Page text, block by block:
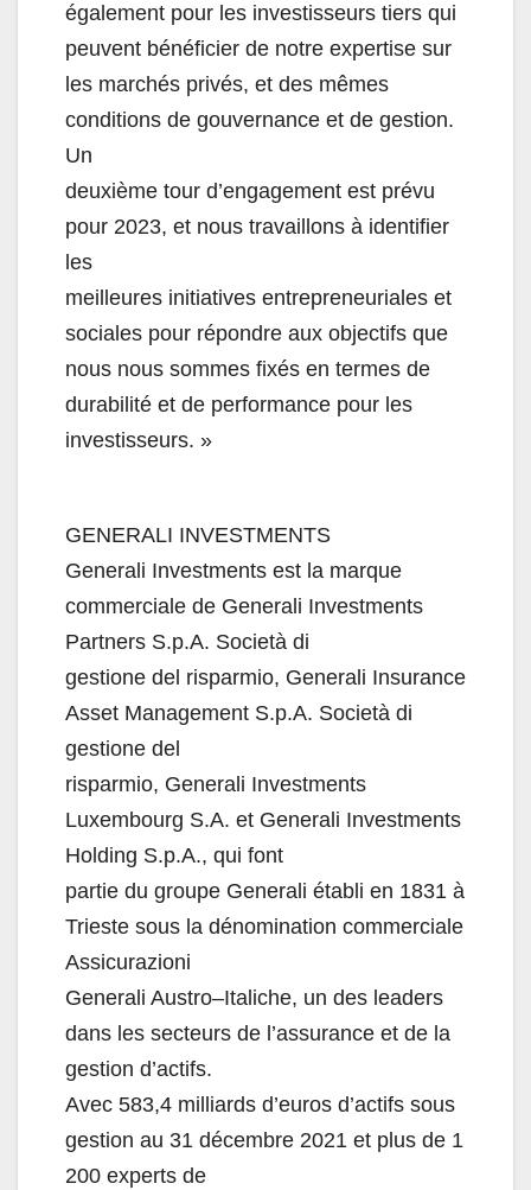
également pour les investisseurs tiers qui
peuvent bénéficier de notre expertise sur
les marchés privés, et des mêmes
conditions de gouvernance et de gestion.
Un
deuxième tour d’engagement est prévu
pour 2023, et nous travaillons à identifier
les
meilleures initiatives entrepreneuriales et
sociales pour répondre aux objectifs que
nous nous sommes fixés en termes de
durabilité et de performance pour les
investisseurs. »
GENERALI INVESTMENTS
Generali Investments est la marque
commerciale de Generali Investments
Partners S.p.A. Società di
gestione del risparmio, Generali Insurance
Asset Management S.p.A. Società di
gestione del
risparmio, Generali Investments
Luxembourg S.A. et Generali Investments
Holding S.p.A., qui font
partie du groupe Generali établi en 1831 à
Trieste sous la dénomination commerciale
Assicurazioni
Generali Austro–Italiche, un des leaders
dans les secteurs de l’assurance et de la
gestion d’actifs.
Avec 583,4 milliards d’euros d’actifs sous
gestion au 31 décembre 2021 et plus de 1
200 experts de